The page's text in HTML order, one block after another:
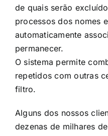
de quais serão
processos dos nomes
automaticamente
permanecer.
O sistema permite
repetidos com outras
filtro.
Alguns dos nossos
dezenas de milhares